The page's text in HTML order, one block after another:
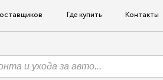
Где купить Контакты